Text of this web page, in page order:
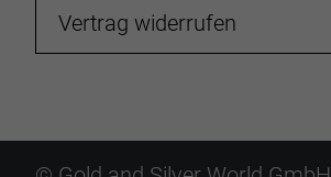
Vertrag widerrufen